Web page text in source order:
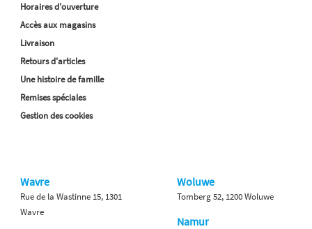
Horaires d'ouverture
Accès aux magasins
Livraison
Retours d'articles
Une histoire de famille
Remises spéciales
Gestion des cookies
Wavre
Rue de la Wastinne 15, 1301
Wavre
Woluwe
Tomberg 52, 1200 Woluwe
Namur